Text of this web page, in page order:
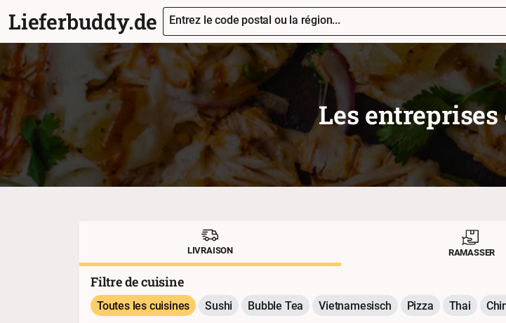
Lieferbuddy.de Entrez le code postal ou la région...
Les
LIVRAISON RAMASSER
Filtre de cuisine
Toutes les cuisines Sushi Bubble Tea Vietnamesisch Pizza Thai